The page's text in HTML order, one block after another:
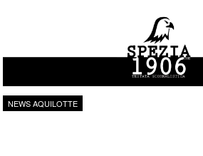
Vai al contenuto
NEWS AQUILOTTE